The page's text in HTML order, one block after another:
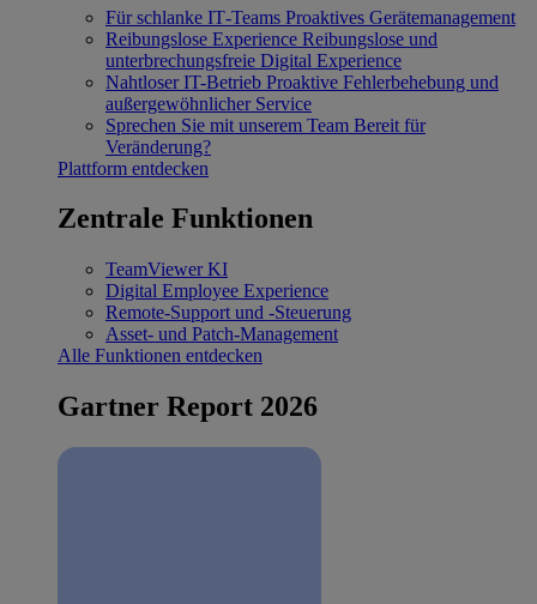
Für schlanke IT‐Teams Proaktives Gerätemanagement
Reibungslose Experience Reibungslose und
unterbrechungsfreie Digital Experience
Nahtloser IT-Betrieb Proaktive Fehlerbehebung und
außergewöhnlicher Service
Sprechen Sie mit unserem Team Bereit für
Veränderung?
Plattform entdecken
Zentrale Funktionen
TeamViewer KI
Digital Employee Experience
Remote-Support und -Steuerung
Asset- und Patch-Management
Alle Funktionen entdecken
Gartner Report 2026